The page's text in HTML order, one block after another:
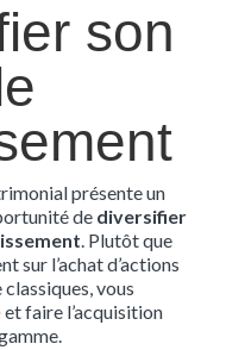
son
présente un
de diversifier
. Plutôt que
sur l’achat d’actions
vous
et faire l’acquisition